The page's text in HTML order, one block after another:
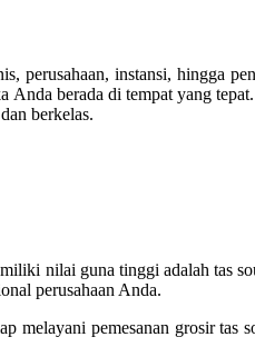
perusahaan, instansi, hingga
Anda berada di tempat yang
berkelas.
nilai guna tinggi adalah tas
perusahaan Anda.
pemesanan grosir tas